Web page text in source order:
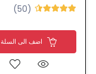
(50)
اضف الى السلة